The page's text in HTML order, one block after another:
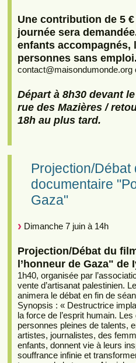
Une contribution de 5
journée sera
enfants accompagnés,
personnes sans emploi.
contact@maisondumonde.org
Départ à 8h30 devant
rue des Mazières /
18h au plus tard.
Projection/Débat
documentaire
Gaza"
Dimanche 7 juin à 14h
Projection/Débat du
l’honneur de Gaza" de
1h40, organisée par
vente d’artisanat palestinien.
animera le débat en fin de
Synopsis : « Destructrice
la force de l’esprit humain.
personnes pleines de talents,
artistes, journalistes, des
enfants, donnent vie à leurs
souffrance infinie et